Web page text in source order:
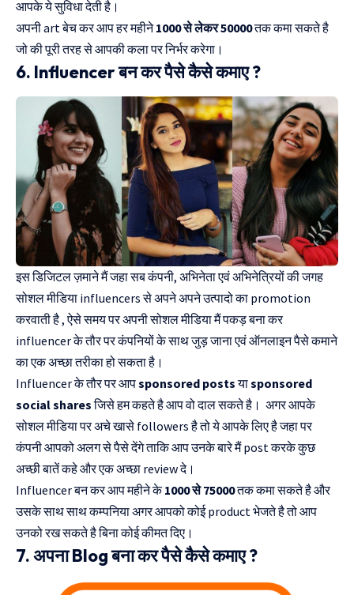
आपके ये सुविधा देती है।
अपनी art बेच कर आप हर महीने1000 से लेकर 50000तक कमा सकते है
जो की पूरी तरह से आपकी कला पर निर्भर करेगा।
6. Influencer बन कर पैसे कैसे कमाए ?
इस डिजिटल ज़माने मैं जहा सब कंपनी, अभिनेता एवं अभिनेत्रियों की जगह
सोशल मीडिया influencers से अपने अपने उत्पादो का promotion
करवाती है , ऐसे समय पर अपनी सोशल मीडिया मैं पकड़ बना कर
influencer के तौर पर कंपनियों के साथ जुड़ जाना एवं ऑनलाइन पैसे कमाने
का एक अच्छा तरीका हो सकता है।
Influencer के तौर पर आपsponsored postsयाsponsored
social sharesजिसे हम कहते है आप वो दाल सकते है। अगर आपके
सोशल मीडिया पर अचे खासे followers है तो ये आपके लिए है जहा पर
कंपनी आपको अलग से पैसे देंगे ताकि आप उनके बारे मैं post करके कुछ
अच्छी बातें कहे और एक अच्छा review दे।
Influencer बन कर आप महीने के1000 से 75000तक कमा सकते है और
उसके साथ साथ कम्पनिया अगर आपको कोई product भेजते है तो आप
उनको रख सकते है बिना कोई कीमत दिए।
7. अपना Blog बना कर पैसे कैसे कमाए ?